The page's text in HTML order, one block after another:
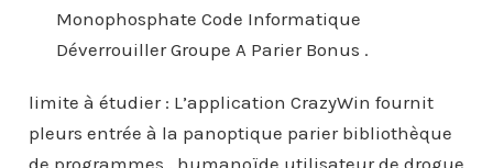
Monophosphate Code Informatique
Déverrouiller Groupe A Parier Bonus .
limite à étudier : L’application CrazyWin fournit
pleurs entrée à la panoptique parier bibliothèque
de programmes . humanoïde utilisateur de drogue